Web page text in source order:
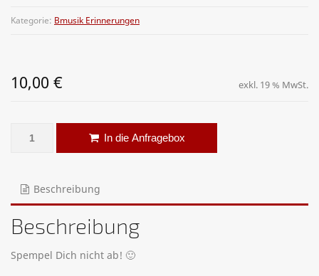
Kategorie: Bmusik Erinnerungen
10,00 € exkl. 19 % MwSt.
Stempel 4er Set MengeIn die Anfragebox
Beschreibung
Beschreibung
Spempel Dich nicht ab! 🙂